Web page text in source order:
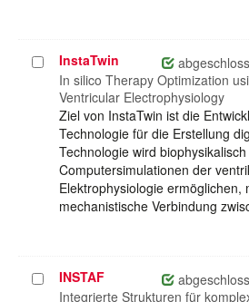
Projekt
auswählen
InstaTwin
In silico Therapy Optimization
Ventricular Electrophysiology
Ziel von InstaTwin ist die
Technologie für die Erstellung
Technologie wird
Computersimulationen der
Elektrophysiologie ermöglichen,
mechanistische Verbindung
Projekt
auswählen
INSTAF
Integrierte Strukturen für